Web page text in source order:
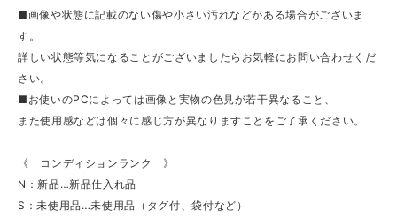
■画像や状態に記載のない傷や小さい汚れなどがある場合がございま
す。
詳しい状態等気になることがございましたらお気軽にお問い合わせくだ
さい。
■お使いのPCによっては画像と実物の色見が若干異なること、
また使用感などは個々に感じ方が異なりますことをご了承ください。
《 コンディションランク 》
N：新品…新品仕入れ品
S：未使用品…未使用品（タグ付、袋付など）